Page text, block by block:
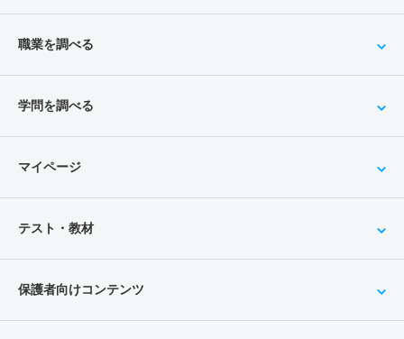
職業を調べる
学問を調べる
マイページ
テスト・教材
保護者向けコンテンツ